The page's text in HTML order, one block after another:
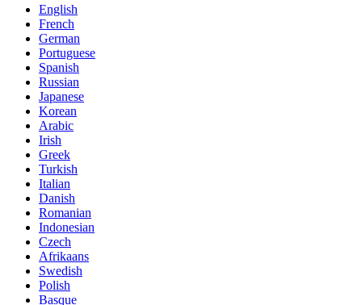
English
French
German
Portuguese
Spanish
Russian
Japanese
Korean
Arabic
Irish
Greek
Turkish
Italian
Danish
Romanian
Indonesian
Czech
Afrikaans
Swedish
Polish
Basque